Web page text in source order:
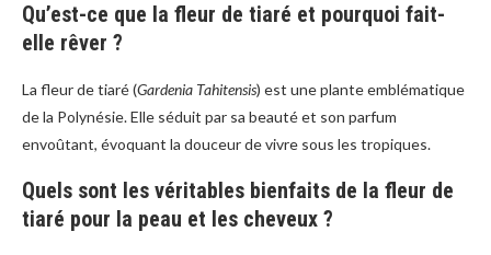
Qu’est-ce que la fleur de tiaré et pourquoi fait-
elle rêver ?
La fleur de tiaré (Gardenia Tahitensis) est une plante emblématique
de la Polynésie. Elle séduit par sa beauté et son parfum
envoûtant, évoquant la douceur de vivre sous les tropiques.
Quels sont les véritables bienfaits de la fleur de
tiaré pour la peau et les cheveux ?